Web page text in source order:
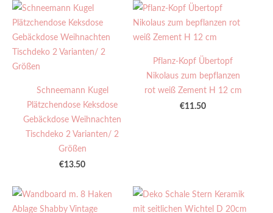
Schneemann Kugel
Plätzchendose Keksdose
Gebäckdose Weihnachten
Tischdeko 2 Varianten/ 2
Größen
€13.50
Pflanz-Kopf Übertopf
Nikolaus zum bepflanzen
rot weiß Zement H 12 cm
€11.50